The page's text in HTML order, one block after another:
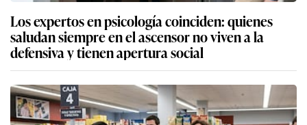
Los expertos en psicología coinciden: quienes
saludan siempre en el ascensor no viven a la
defensiva y tienen apertura social